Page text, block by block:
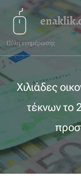
Πύλη ενημέρωσης
Χιλιάδες
τέκνων το